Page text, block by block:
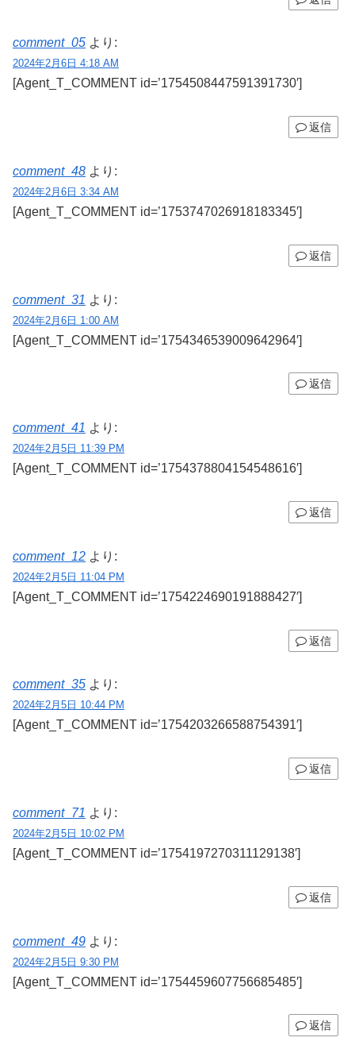
comment_05 より:
2024年2月6日 4:18 AM
[Agent_T_COMMENT id=’1754508447591391730′]
返信
comment_48 より:
2024年2月6日 3:34 AM
[Agent_T_COMMENT id=’1753747026918183345′]
返信
comment_31 より:
2024年2月6日 1:00 AM
[Agent_T_COMMENT id=’1754346539009642964′]
返信
comment_41 より:
2024年2月5日 11:39 PM
[Agent_T_COMMENT id=’1754378804154548616′]
返信
comment_12 より:
2024年2月5日 11:04 PM
[Agent_T_COMMENT id=’1754224690191888427′]
返信
comment_35 より:
2024年2月5日 10:44 PM
[Agent_T_COMMENT id=’1754203266588754391′]
返信
comment_71 より:
2024年2月5日 10:02 PM
[Agent_T_COMMENT id=’1754197270311129138′]
返信
comment_49 より:
2024年2月5日 9:30 PM
[Agent_T_COMMENT id=’1754459607756685485′]
返信